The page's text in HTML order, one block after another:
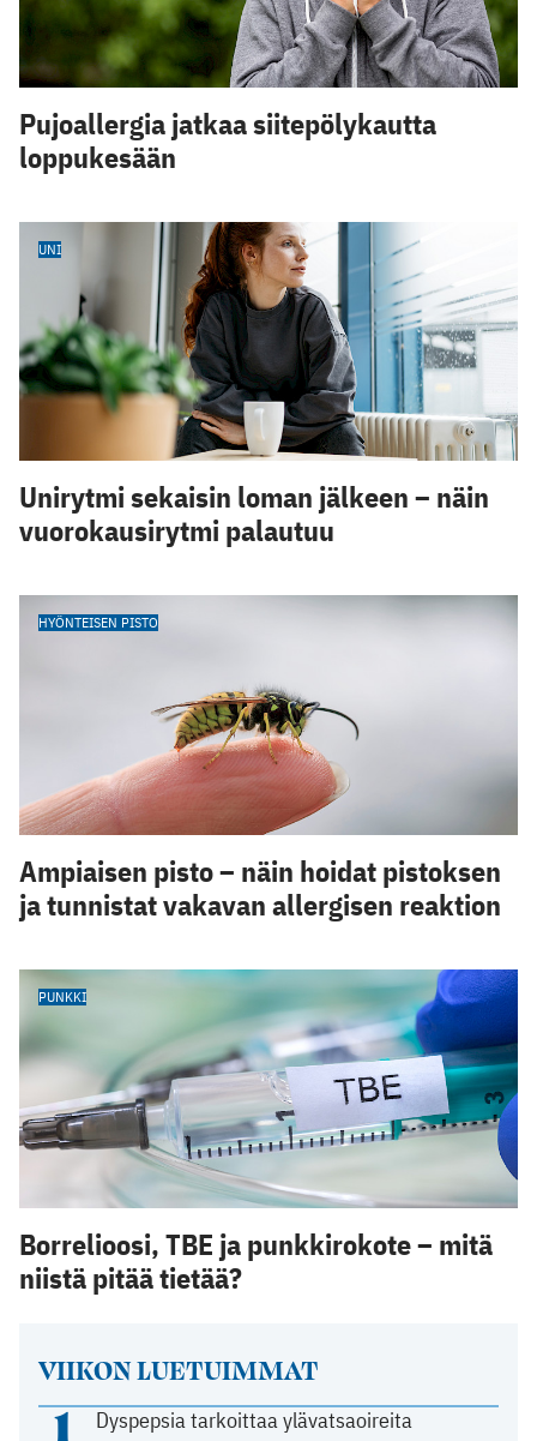
VIIKON LUETUIMMAT
1 Dyspepsia tarkoittaa ylävatsaoireita
Pujoallergia jatkaa siitepölykautta
loppukesään
UNI
Unirytmi sekaisin loman jälkeen – näin
vuorokausirytmi palautuu
HYÖNTEISEN PISTO
Ampiaisen pisto – näin hoidat pistoksen
ja tunnistat vakavan allergisen reaktion
PUNKKI
Borrelioosi, TBE ja punkkirokote – mitä
niistä pitää tietää?